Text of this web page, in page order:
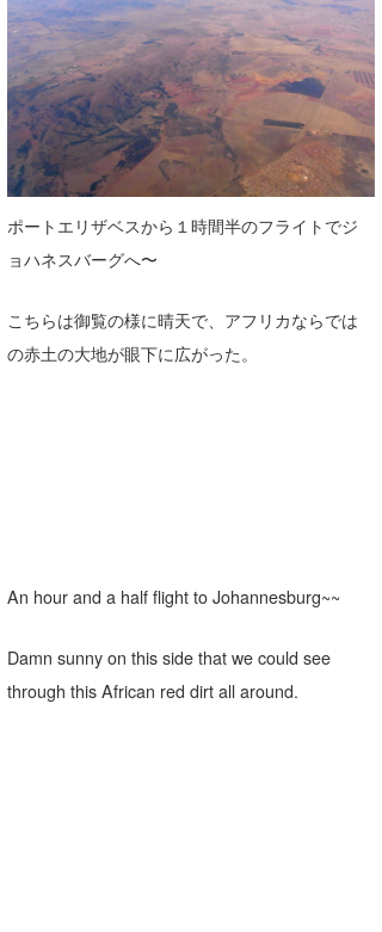
ポートエリザベスから１時間半のフライトでジ
ョハネスバーグへ〜
こちらは御覧の様に晴天で、アフリカならでは
の赤土の大地が眼下に広がった。
An hour and a half flight to Johannesburg~~
Damn sunny on this side that we could see
through this African red dirt all around.